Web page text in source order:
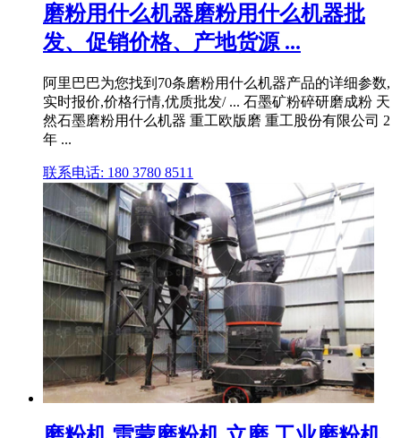
磨粉用什么机器磨粉用什么机器批
发、促销价格、产地货源 ...
阿里巴巴为您找到70条磨粉用什么机器产品的详细参数,
实时报价,价格行情,优质批发/ ... 石墨矿粉碎研磨成粉 天
然石墨磨粉用什么机器 重工欧版磨 重工股份有限公司 2
年 ...
联系电话: 180 3780 8511